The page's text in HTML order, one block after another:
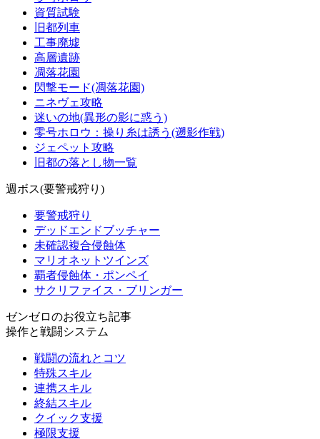
資質試験
旧都列車
工事廃墟
高層遺跡
凋落花園
閃撃モード(凋落花園)
ニネヴェ攻略
迷いの地(異形の影に惑う)
零号ホロウ：操り糸は誘う(遡影作戦)
ジェペット攻略
旧都の落とし物一覧
週ボス(要警戒狩り)
要警戒狩り
デッドエンドブッチャー
未確認複合侵蝕体
マリオネットツインズ
覇者侵蝕体・ポンペイ
サクリファイス・ブリンガー
ゼンゼロのお役立ち記事
操作と戦闘システム
戦闘の流れとコツ
特殊スキル
連携スキル
終結スキル
クイック支援
極限支援